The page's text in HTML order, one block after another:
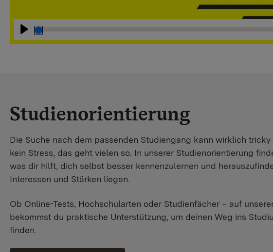
Abspielen
Studienorientierung
Die Suche nach dem passenden Studiengang kann wirklich tricky
kein Stress, das geht vielen so. In unserer Studienorientierung
was dir hilft, dich selbst besser kennenzulernen und
Interessen und Stärken liegen.
Ob Online-Tests, Hochschularten oder Studienfächer – auf
bekommst du praktische Unterstützung, um deinen Weg ins
finden.